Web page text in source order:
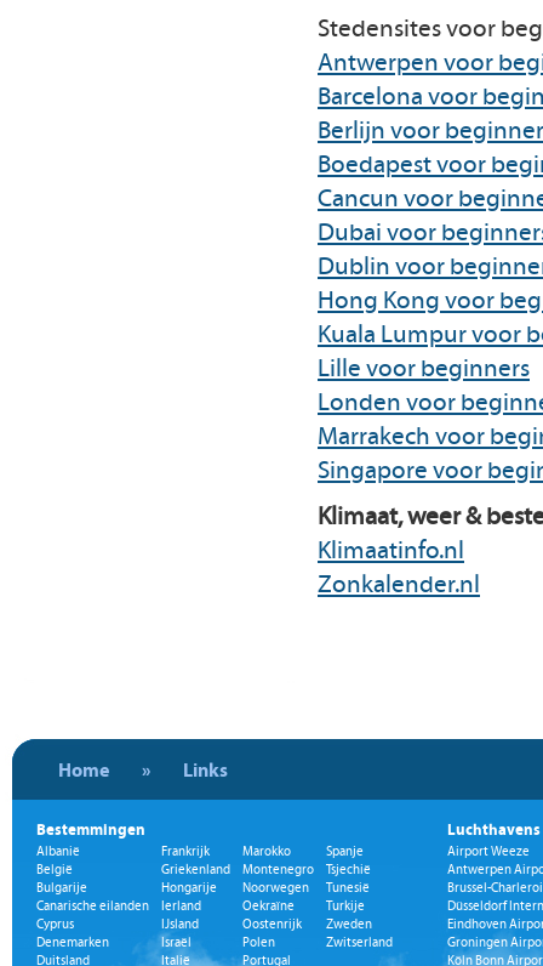
Stedensites voor
Antwerpen voor
Barcelona voor
Berlijn voor
Boedapest voor
Cancun voor
Dubai voor
Dublin voor
Hong Kong voor
Kuala Lumpur voor
Lille voor beginners
Londen voor
Marrakech voor
Singapore voor
Klimaat, weer &
Klimaatinfo.nl
Zonkalender.nl
Home » Links
Bestemmingen
Albanië
België
Bulgarije
Canarische eilanden
Cyprus
Denemarken
Duitsland
Frankrijk
Griekenland
Hongarije
Ierland
IJsland
Israël
Italië
Marokko
Montenegro
Noorwegen
Oekraïne
Oostenrijk
Polen
Portugal
Spanje
Tsjechië
Tunesië
Turkije
Zweden
Zwitserland
Luchthavens
Airport Weeze
Antwerpen
Brussel-
Düsseldorf
Eindhoven
Groningen
Köln Bonn